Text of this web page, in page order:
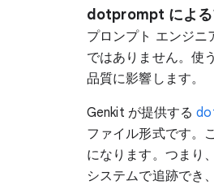
dotprompt による
プロンプト エンジニ
ではありません。使
品質に影響します。
Genkit が提供する
ファイル形式です。
になります。つまり
システムで追跡でき